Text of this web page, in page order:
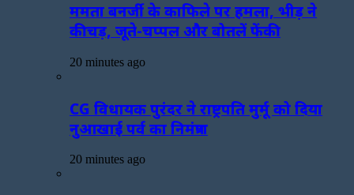
ममता बनर्जी के काफिले पर हमला, भीड़ ने
कीचड़, जूते-चप्पल और बोतलें फेंकी
20 minutes ago
CG विधायक पुरंदर ने राष्ट्रपति मुर्मू को दिया
नुआखाई पर्व का निमंत्रण
20 minutes ago